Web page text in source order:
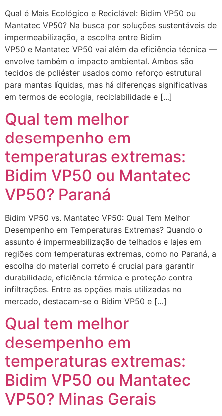
Qual é Mais Ecológico e Reciclável: Bidim VP50 ou
Mantatec VP50? Na busca por soluções sustentáveis de
impermeabilização, a escolha entre Bidim
VP50 e Mantatec VP50 vai além da eficiência técnica —
envolve também o impacto ambiental. Ambos são
tecidos de poliéster usados como reforço estrutural
para mantas líquidas, mas há diferenças significativas
em termos de ecologia, reciclabilidade e […]
Qual tem melhor
desempenho em
temperaturas extremas:
Bidim VP50 ou Mantatec
VP50? Paraná
Bidim VP50 vs. Mantatec VP50: Qual Tem Melhor
Desempenho em Temperaturas Extremas? Quando o
assunto é impermeabilização de telhados e lajes em
regiões com temperaturas extremas, como no Paraná, a
escolha do material correto é crucial para garantir
durabilidade, eficiência térmica e proteção contra
infiltrações. Entre as opções mais utilizadas no
mercado, destacam-se o Bidim VP50 e […]
Qual tem melhor
desempenho em
temperaturas extremas:
Bidim VP50 ou Mantatec
VP50? Minas Gerais